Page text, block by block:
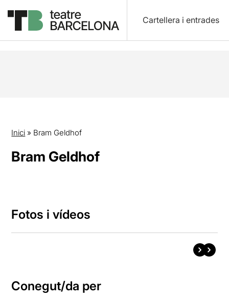
Cartellera i entrades
Inici » Bram Geldhof
Bram Geldhof
Fotos i vídeos
Conegut/da per